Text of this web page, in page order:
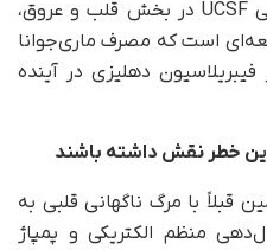
گرگوری مارکوس، پروفسور پزشکی UCSF در بخش قلب و عروق،
است که مصرف ماری‌جوانا
دهلیزی در آینده
خطر نقش داشته باشند
قبلاً با مرگ ناگهانی قلبی به
منظم الکتریکی و پمپاژ